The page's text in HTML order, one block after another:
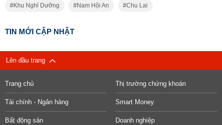
Khu Nghỉ Dưỡng Nam Hội An Chu Lai
TIN MỚI CẬP NHẬT
Lên đầu trang
Trang chủ Thị trường chứng khoán
Tài chính - Ngân hàng Smart Money
Bất động sản Doanh nghiệp